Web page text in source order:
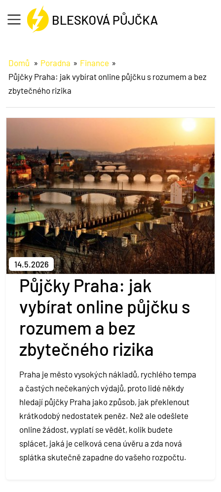
Jak na to
O půjčce
Reference
Poradna
Kontakt
Půjčit si
Domů Poradna
Finance
Půjčky Praha: jak vybírat online půjčku s rozumem a bez
zbytečného rizika
14.5.2026
Půjčky Praha: jak
vybírat online půjčku s
rozumem a bez
zbytečného rizika
Praha je město vysokých nákladů, rychlého tempa
a častých nečekaných výdajů, proto lidé někdy
hledají půjčky Praha jako způsob, jak překlenout
krátkodobý nedostatek peněz. Než ale odešlete
online žádost, vyplatí se vědět, kolik budete
splácet, jaká je celková cena úvěru a zda nová
splátka skutečně zapadne do vašeho rozpočtu.